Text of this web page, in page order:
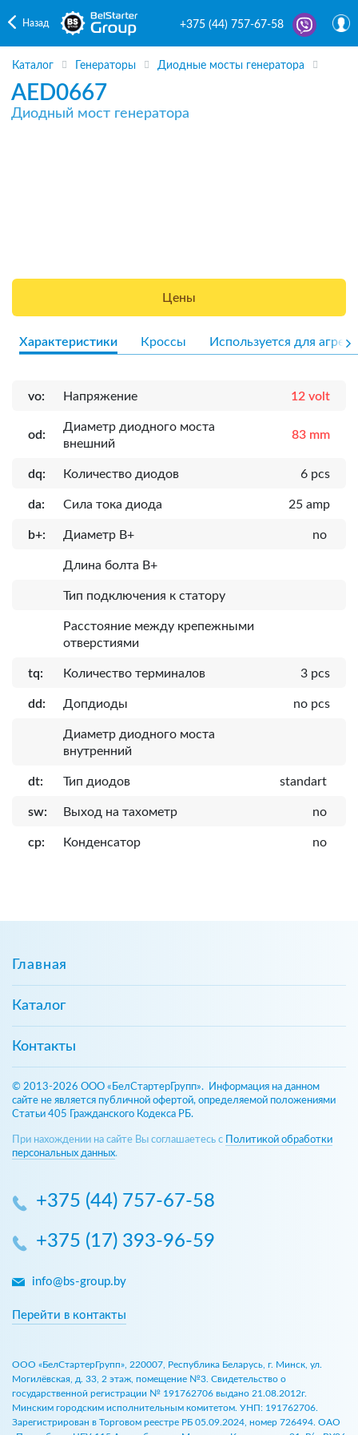
Назад +375 (44) 757-67-58
Каталог Генераторы Диодные мосты генератора
AED0667
Диодный мост генератора
Цены
Характеристики Кроссы Используется для
vo: Напряжение 12 volt
od:
Диаметр диодного моста
внешний
83 mm
dq: Количество диодов 6 pcs
da: Сила тока диода 25 amp
b+: Диаметр B+ no
Длина болта B+
Тип подключения к статору
Расcтояние между крепежными
отверстиями
tq: Количество терминалов 3 pcs
dd: Допдиоды no pcs
Диаметр диодного моста
внутренний
dt: Тип диодов standart
sw: Выход на тахометр no
cp: Конденсатор no
Главная
Каталог
Контакты
© 2013-2026 ООО «БелСтартерГрупп». Информация на данном
сайте не является публичной офертой, определяемой положениями
Статьи 405 Гражданского Кодекса РБ.
При нахождении на сайте Вы соглашаетесь с
Политикой обработки
персональных данных.
+375 (44) 757-67-58
+375 (17) 393-96-59
info@bs-group.by
Перейти в контакты
ООО «БелСтартерГрупп», 220007, Республика Беларусь, г. Минск, ул.
Могилёвская, д. 33, 2 этаж, помещение №3. Свидетельство о
государственной регистрации № 191762706 выдано 21.08.2012г.
Минским городским исполнительным комитетом. УНП: 191762706.
Зарегистрирован в Торговом реестре РБ 05.09.2024, номер 726494. ОАО